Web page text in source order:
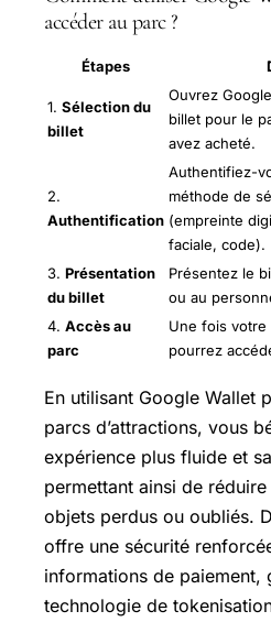
accéder au parc ?
Étapes
1. Sélection du
billet
Ouvrez
billet pour le
avez acheté.
2.
Authentification
Authentifiez-
méthode de
(empreinte
faciale, code).
3. Présentation
du billet
Présentez le
ou au
4. Accès au
parc
Une fois votre
pourrez
En utilisant Google Wallet
parcs d’attractions, vous
expérience plus fluide et
permettant ainsi de
objets perdus ou oubliés.
offre une sécurité
informations de paiement,
technologie de